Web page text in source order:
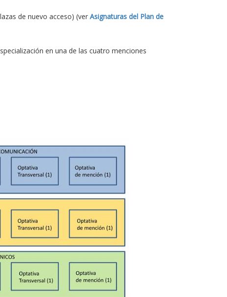
de nuevo acceso) (ver Asignaturas del Plan de
en una de las cuatro menciones